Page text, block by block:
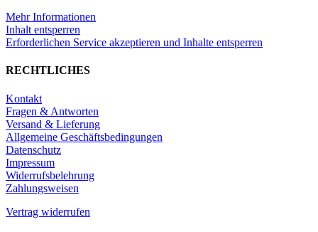
Mehr Informationen
Inhalt entsperren
Erforderlichen Service akzeptieren und Inhalte entsperren
RECHTLICHES
Kontakt
Fragen & Antworten
Versand & Lieferung
Allgemeine Geschäftsbedingungen
Datenschutz
Impressum
Widerrufsbelehrung
Zahlungsweisen
Vertrag widerrufen